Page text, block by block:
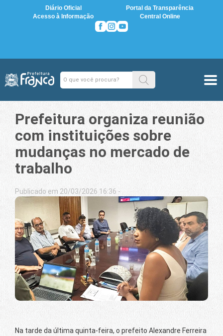
Diário Oficial
Portal da Transparência
Acesso à Informação
Central Online
Prefeitura organiza reunião
com instituições sobre
mudanças no mercado de
trabalho
Publicado em 20/03/2026 16:36 -
Na tarde da última quinta-feira, o prefeito Alexandre Ferreira